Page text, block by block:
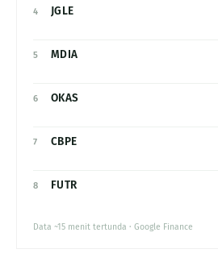
4 JGLE
5 MDIA
6 OKAS
7 CBPE
8 FUTR
Data ~15 menit tertunda · Google Finance